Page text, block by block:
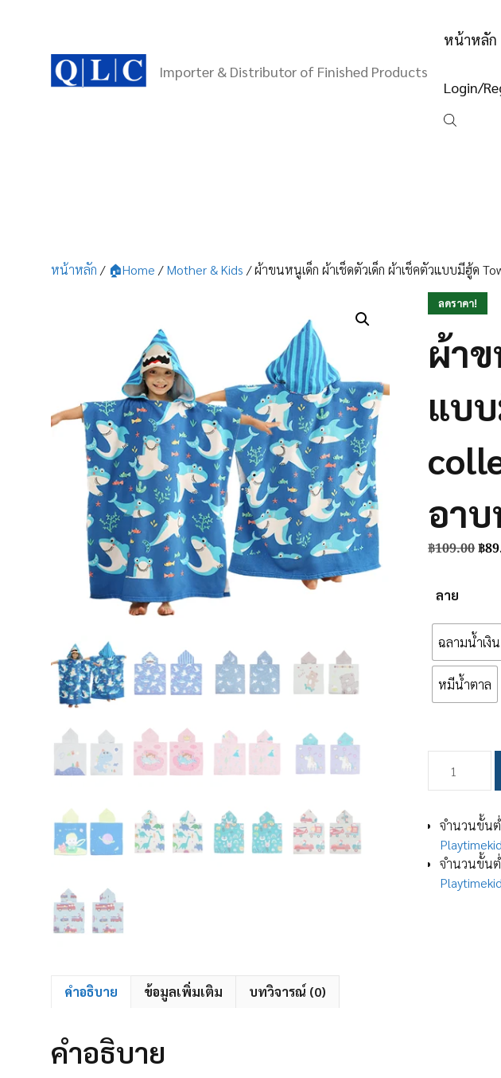
Importer & Distributor of Finished Products
หน้าหลัก
Login/
หน้าหลัก / 🏠Home /Mother & Kids / ผ้าขนหนูเด็ก ผ้าเช็ดตัวเด็ก ผ้าเช็คตัวแบบมีฮู้ด
ลดราคา!
ผ้าข
แบบ
อาบ
฿109.00฿
ลาย
ฉลามน้ำเงิน
หมีน้ำตาล
ผ้าเช็ดตัว
เด็ก
เช็ค
จำนวนขั้น
Playtimekid
จำนวนขั้น
Playtimekid
คำอธิบาย ข้อมูลเพิ่มเติม บทวิจารณ์ (0)
คำอธิบาย